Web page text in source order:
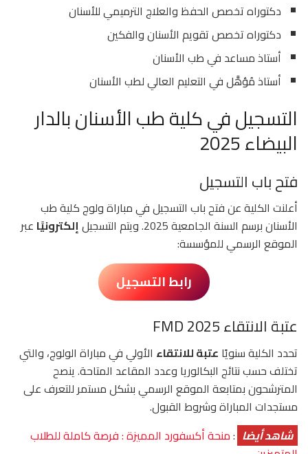
دكتوراه تخصص الحفظ والعلاج الترميمي للأسنان
دكتوراه تخصص تقويم الأسنان والفكين
أستاذ مساعد في طب الأسنان
أستاذ مُؤهَّل في التعليم العالي لطب الأسنان
التسجيل في كلية طب الأسنان بالدار
البيضاء 2025
فتح باب التسجيل
أعلنت الكلية عن فتح باب التسجيل في مباراة ولوج كلية طب
الأسنان برسم السنة الجامعية 2025. ويتم التسجيل
إلكترونيًا عبر
الموقع الرسمي للمؤسسة:
رابط التسجيل
عتبة الانتقاء FMD 2025
تحدد الكلية سنويًا عتبة للانتقاء الأولي في مباراة الولوج، والتي
تختلف حسب نتائج البكالوريا وعدد المقاعد المتاحة. ينصح
المترشحون بمتابعة الموقع الرسمي بشكل مستمر للتعرف على
مستجدات المباراة وشروط القبول.
شاهد أيضا :منحة أكسفورد المميزة : فرصة كاملة للطلاب